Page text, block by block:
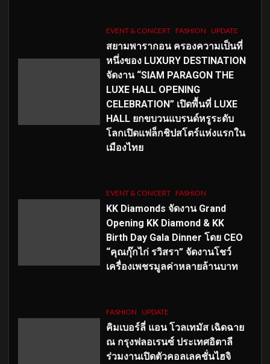
EVENT & CONCERT FASHION UPDATE
สยามพารากอน ครองความเป็นที่
หนึ่งของ LUXURY DESTINATION
จัดงาน “SIAM PARAGON THE
LUXE HALL OPENING
CELEBRATION” เปิดพื้นที่ LUXE
HALL ยกขบวนแบรนด์หรูระดับ
โลกเปิดแฟล็กชิปสโตร์แห่งแรกใน
เมืองไทย
EVENT & CONCERT FASHION
KK Diamonds จัดงาน Grand
Opening KK Diamond & KK
Birth Day Gala Dinner โดย CEO
“คุณกุ๊กไก่ รวิสรา” จัดงานโชว์
เครื่องเพชรมูลค่าหลายล้านบาท
FASHION UPDATE
คิมเบอร์ลี่ แอน โวลเทมัส เฉิดฉาย
ณ กรุงฟลอเรนซ์ ประเทศอิตาลี
ร่วมงานเปิดตัวคอลเลคชั่นไฮจิ